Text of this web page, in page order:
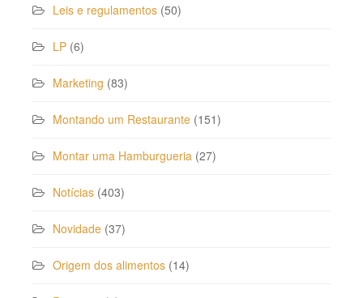
Leis e regulamentos (50)
LP (6)
Marketing (83)
Montando um Restaurante (151)
Montar uma Hamburgueria (27)
Notícias (403)
Novidade (37)
Origem dos alimentos (14)